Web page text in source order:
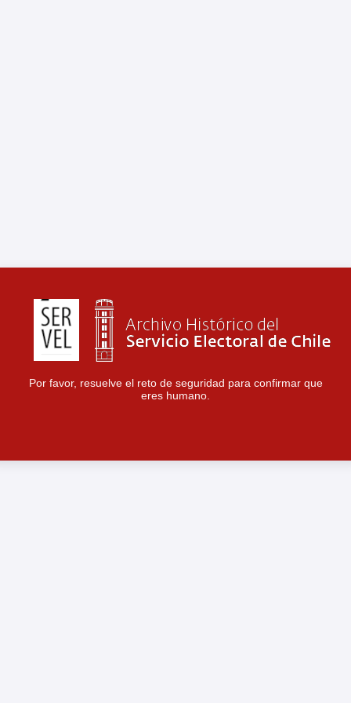
Por favor, resuelve el reto de seguridad para confirmar que
eres humano.